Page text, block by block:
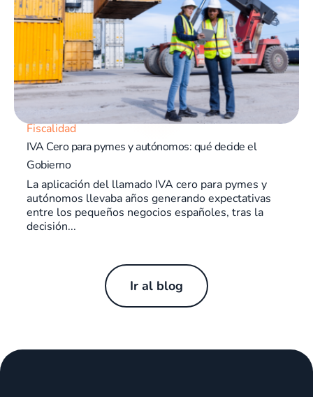
Fiscalidad
IVA Cero para pymes y autónomos: qué decide el
Gobierno
La aplicación del llamado IVA cero para pymes y
autónomos llevaba años generando expectativas
entre los pequeños negocios españoles, tras la
decisión...
Ir al blog